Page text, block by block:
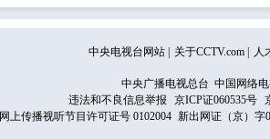
中央电视台网站 关于CCTV.com 人
中央广播电视总台 中国网络
违法和不良信息举报
京ICP证060535号
网上传播视听节目许可证号 0102004 新出网证（京）